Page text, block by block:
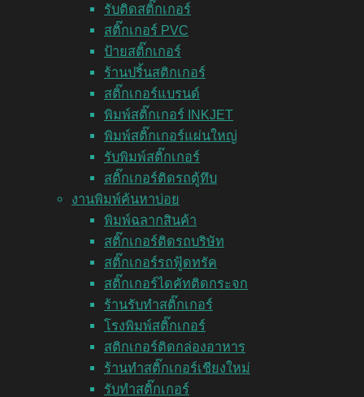
รับติดสติ๊กเกอร์
สติ๊กเกอร์ PVC
ป้ายสติ๊กเกอร์
ร้านปริ้นสติกเกอร์
สติ๊กเกอร์แบรนด์
พิมพ์สติ๊กเกอร์ INKJET
พิมพ์สติ๊กเกอร์แผ่นใหญ่
รับพิมพ์สติ๊กเกอร์
สติ๊กเกอร์ติดรถตู้ทึบ
งานพิมพ์ค้นหาบ่อย
พิมพ์ฉลากสินค้า
สติ๊กเกอร์ติดรถบริษัท
สติ๊กเกอร์รถฟู้ดทรัค
สติ๊กเกอร์ไดคัทติดกระจก
ร้านรับทำสติ๊กเกอร์
โรงพิมพ์สติ๊กเกอร์
สติกเกอร์ติดกล่องอาหาร
ร้านทำสติ๊กเกอร์เชียงใหม่
รับทำสติ๊กเกอร์